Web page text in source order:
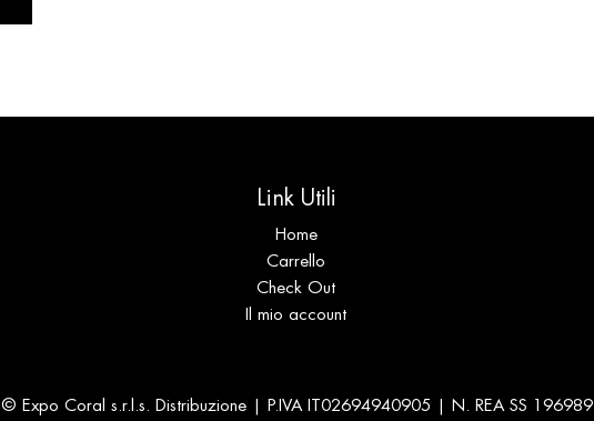
Link Utili
Home
Carrello
Check Out
Il mio account
© Expo Coral s.r.l.s. Distribuzione | P.IVA IT02694940905 | N. REA SS 196989